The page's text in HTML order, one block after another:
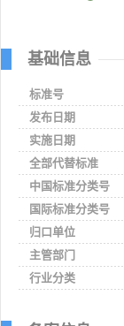
基础信息
标准号
发布日期
实施日期
全部代替标准
中国标准分类号
国际标准分类号
归口单位
主管部门
行业分类